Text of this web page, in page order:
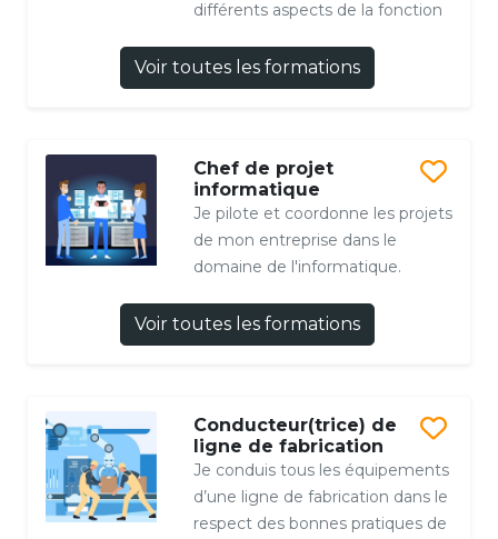
différents aspects de la fonction
Voir toutes les formations
Chef de projet
informatique
Je pilote et coordonne les projets
de mon entreprise dans le
domaine de l'informatique.
Voir toutes les formations
Conducteur(trice) de
ligne de fabrication
Je conduis tous les équipements
d’une ligne de fabrication dans le
respect des bonnes pratiques de